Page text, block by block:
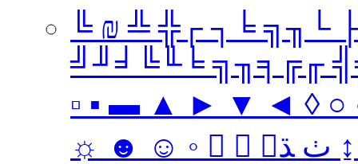
╚ ₪ ╩ ╬┌ ┐╘ ╗╖└
╝╜╛╚╙╘ ╗╖╕╔╓
▫ ▪ ▬ ▲ ► ▼ ◄ ◊ ○
☼ ☻ ☺ ◦   ﭞ ﮅ ↨ ↔ ↓ → ↑ ← Ω ‡ • … † ‼